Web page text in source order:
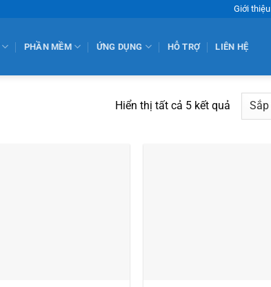
Giới thiệu
PHẦN MỀM ỨNG DỤNG HỖ TRỢ LIÊN HỆ
Hiển thị tất cả 5 kết quảĐã
sắp